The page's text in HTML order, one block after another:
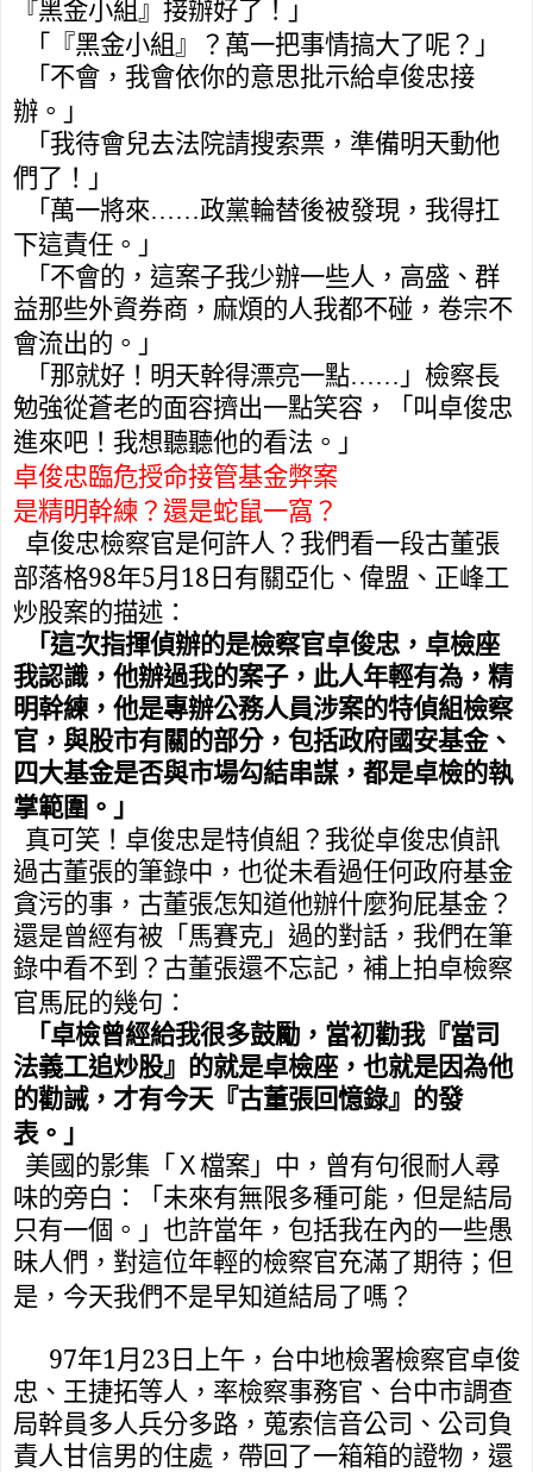
『黑金小組』接辦好了！」
「『黑金小組』？萬一把事情搞大了呢？」
「不會，我會依你的意思批示給卓俊忠接
辦。」
「我待會兒去法院請搜索票 ，準備明天動他
們了！」
「萬一將來……政黨輪替後被發現，我得扛
下這責任。」
「不會的，這案子我少辦一些人，高盛、群
益那些外資券商，麻煩的人我都不碰，卷宗不
會流出的。」
「那就好！明天幹得漂亮一點……」檢察長
勉強從蒼老的面容擠出一點笑容，「叫卓俊忠
進來吧！我想聽聽他的看法。」
卓俊忠臨危授命接管基金弊案
是精明幹練？還是蛇鼠一窩？
卓俊忠檢察官是何許人？我們看一段古董張
部落格98年5月 18 日有關亞化、偉盟、正峰工
炒股案的描述：
「這次指揮偵辦的是檢察官卓俊忠，卓檢座
我認識，他辦過我的案子，此人年輕有為，精
明幹練，他是專辦公務人員涉案的特偵組檢察
官，與股市有關的部分，包括政府國安基金、
四大基金是否與市場勾結串謀，都是卓檢的執
掌範圍。」
真可笑！卓俊忠是特偵組？我從卓俊忠偵訊
過古董張的筆錄中，也從未看過任何政府基金
貪污的事，古董張怎知道他辦什麼狗屁基金？
還是曾經有被「馬賽克」過的對話，我們在筆
錄中看不到？古董張還不忘記，補上拍卓檢察
官馬屁的幾句：
「卓檢曾經給我很多鼓勵，當初勸我『當司
法義工追炒股』的就是卓檢座，也就是因為他
的勸誡，才有今天『古董張回憶錄』的發
表。」
美國的影集「Ｘ檔案」中，曾有句很耐人尋
味的旁白：「未來有無限多種可能，但是結局
只有一個。」也許當年，包括我在內的一些愚
昧人們，對這位年輕的檢察官充滿了期待；但
是，今天我們不是早知道結局了嗎？
97年1月 23 日上午，台中地檢署檢察官卓俊
忠、王捷拓等人，率檢察事務官、台中市調查
局幹員多人兵分多路，蒐索信音公司、公司負
責人甘信男的住處，帶回了一箱箱的證物，還